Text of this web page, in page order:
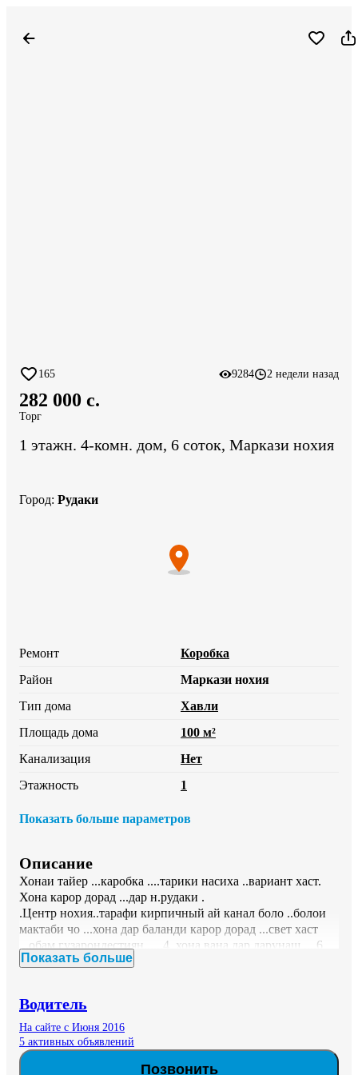
165 9284 2 недели назад
282 000 c.
Торг
1 этажн. 4-комн. дом, 6 соток, Маркази нохия
Город: Рудаки
Ремонт
Коробка
Район
Маркази нохия
Тип дома
Хавли
Площадь дома
100 м²
Канализация
Нет
Этажность
1
Показать больше параметров
Описание
Хонаи тайер ...каробка ....тарики насиха ..вариант хаст.
Хона карор дорад ...дар н.рудаки .
.Центр нохия..тарафи кирпичный ай канал боло ..болои
мактаби чо ...хона дар баланди карор дорад ...свет хаст
...обам гузарондестиян......4  хона вана дар дарунаш ....6
сотик ...замин ..
Показать больше
Водитель
На сайте с Июня 2016
5 активных объявлений
Позвонить